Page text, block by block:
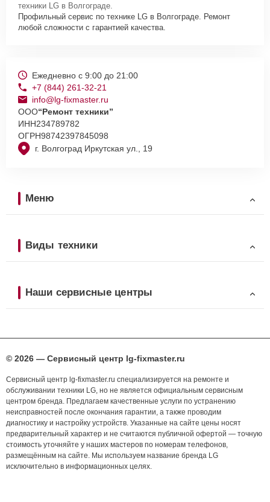
техники LG в Волгограде.
Профильный сервис по технике LG в Волгограде. Ремонт
любой сложности с гарантией качества.
г. Волгоград Иркутская ул., 19
Ежедневно с 9:00 до 21:00
+7 (844) 261-32-21
info@lg-fixmaster.ru
ООО“Ремонт техники”
ИНН234789782
ОГРН98742397845098
Меню
Виды техники
Наши сервисные центры
© 2026 — Сервисный центр lg-fixmaster.ru
Сервисный центр lg-fixmaster.ru специализируется на ремонте и
обслуживании техники LG, но не является официальным сервисным
центром бренда. Предлагаем качественные услуги по устранению
неисправностей после окончания гарантии, а также проводим
диагностику и настройку устройств. Указанные на сайте цены носят
предварительный характер и не считаются публичной офертой — точную
стоимость уточняйте у наших мастеров по номерам телефонов,
размещённым на сайте. Мы используем название бренда LG
исключительно в информационных целях.